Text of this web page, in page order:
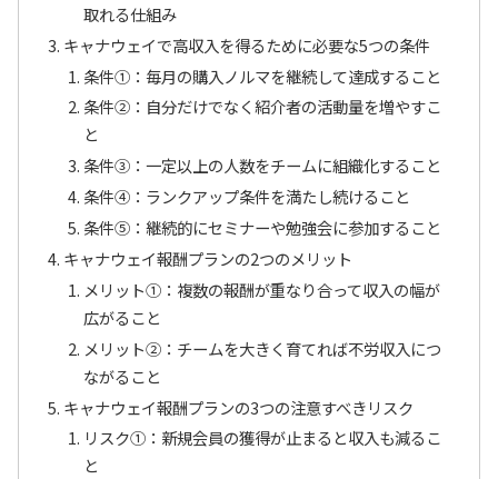
取れる仕組み
キャナウェイで高収入を得るために必要な5つの条件
条件①：毎月の購入ノルマを継続して達成すること
条件②：自分だけでなく紹介者の活動量を増やすこ
と
条件➂：一定以上の人数をチームに組織化すること
条件④：ランクアップ条件を満たし続けること
条件⑤：継続的にセミナーや勉強会に参加すること
キャナウェイ報酬プランの2つのメリット
メリット①：複数の報酬が重なり合って収入の幅が
広がること
メリット②：チームを大きく育てれば不労収入につ
ながること
キャナウェイ報酬プランの3つの注意すべきリスク
リスク①：新規会員の獲得が止まると収入も減るこ
と